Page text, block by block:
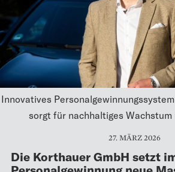
Innovatives
sorgt für nachhaltiges
27. MÄRZ 2026
Die Korthauer GmbH setzt